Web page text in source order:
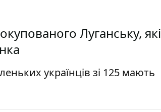
Луганську, які
українців зі 125 мають